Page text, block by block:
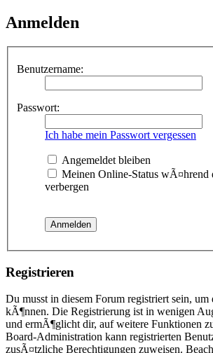
Anmelden
Benutzername:
Passwort:
Ich habe mein Passwort vergessen
Angemeldet bleiben
Meinen Online-Status wÃ¤hrend
verbergen
Registrieren
Du musst in diesem Forum registriert sein, um
kÃ¶nnen. Die Registrierung ist in wenigen
und ermÃ¶glicht dir, auf weitere Funktionen
Board-Administration kann registrierten
zusÃ¤tzliche Berechtigungen zuweisen.